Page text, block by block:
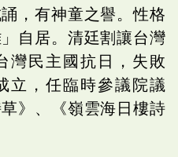
，有神童之譽。性格
自居。清廷割讓台灣
灣民主國抗日，失敗
立，任臨時參議院議
》、《嶺雲海日樓詩